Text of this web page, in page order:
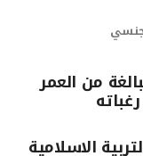
من العمر
الاسلامية